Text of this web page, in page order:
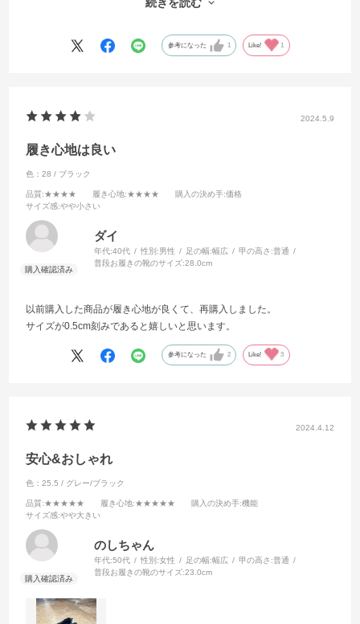
続きを読む
参考になった 1 Like! 1
2024.5.9
履き心地は良い
色：28 / ブラック
品質:★★★★ 履き心地:★★★★ 購入の決め手:価格
サイズ感:やや小さい
ダイ
年代:40代 性別:男性 足の幅:幅広 甲の高さ:普通
普段お履きの靴のサイズ:28.0cm
以前購入した商品が履き心地が良くて、再購入しました。
サイズが0.5cm刻みであると嬉しいと思います。
参考になった 2 Like! 3
2024.4.12
安心&おしゃれ
色：25.5 / グレー/ブラック
品質:★★★★★ 履き心地:★★★★★ 購入の決め手:機能
サイズ感:やや大きい
のしちゃん
年代:50代 性別:女性 足の幅:幅広 甲の高さ:普通
普段お履きの靴のサイズ:23.0cm